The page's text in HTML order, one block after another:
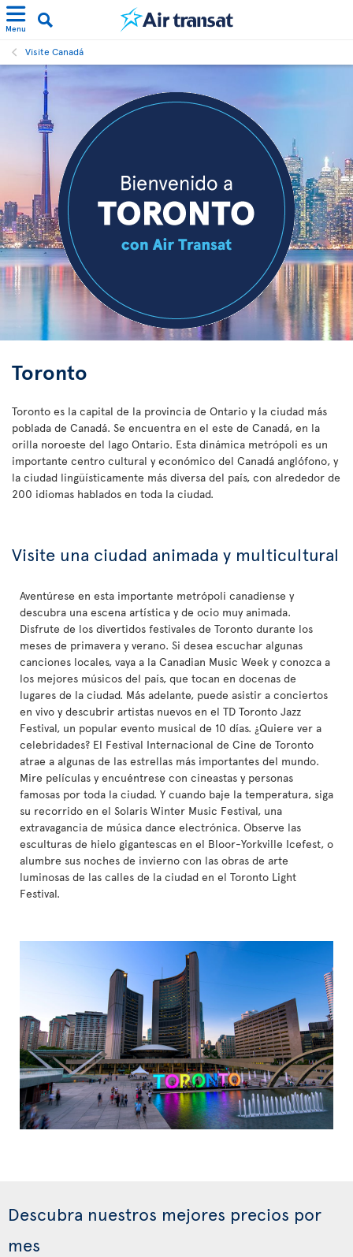
Menu
Visite Canadá
Toronto
Toronto es la capital de la provincia de Ontario y la ciudad más
poblada de Canadá. Se encuentra en el este de Canadá, en la
orilla noroeste del lago Ontario. Esta dinámica metrópoli es un
importante centro cultural y económico del Canadá anglófono, y
la ciudad lingüísticamente más diversa del país, con alrededor de
200 idiomas hablados en toda la ciudad.
Visite una ciudad animada y multicultural
Aventúrese en esta importante metrópoli canadiense y
descubra una escena artística y de ocio muy animada.
Disfrute de los divertidos festivales de Toronto durante los
meses de primavera y verano. Si desea escuchar algunas
canciones locales, vaya a la Canadian Music Week y conozca a
los mejores músicos del país, que tocan en docenas de
lugares de la ciudad. Más adelante, puede asistir a conciertos
en vivo y descubrir artistas nuevos en el TD Toronto Jazz
Festival, un popular evento musical de 10 días. ¿Quiere ver a
celebridades? El Festival Internacional de Cine de Toronto
atrae a algunas de las estrellas más importantes del mundo.
Mire películas y encuéntrese con cineastas y personas
famosas por toda la ciudad. Y cuando baje la temperatura, siga
su recorrido en el Solaris Winter Music Festival, una
extravagancia de música dance electrónica. Observe las
esculturas de hielo gigantescas en el Bloor-Yorkville Icefest, o
alumbre sus noches de invierno con las obras de arte
luminosas de las calles de la ciudad en el Toronto Light
Festival.
Descubra nuestros mejores precios por
mes